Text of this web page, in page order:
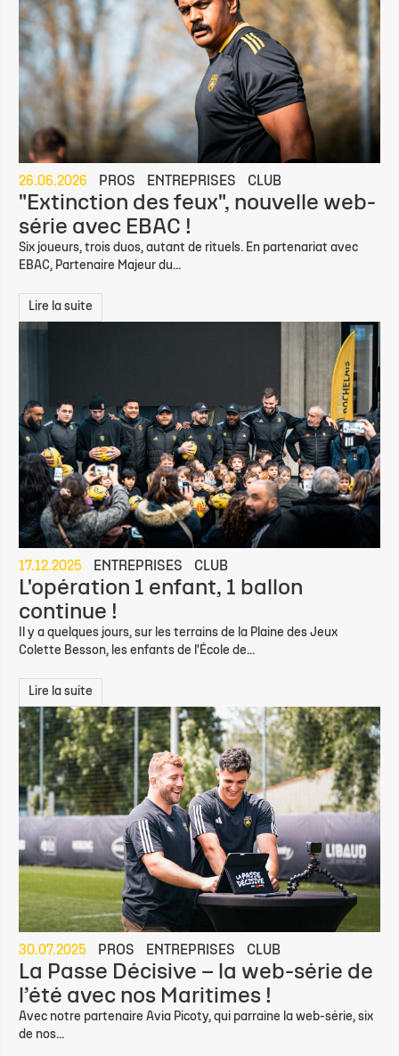
26.06.2026 PROS ENTREPRISES CLUB
"Extinction des feux", nouvelle web-
série avec EBAC !
Six joueurs, trois duos, autant de rituels. En partenariat avec
17.12.2025 ENTREPRISES CLUB
L'opération 1 enfant, 1 ballon
continue !
Il y a quelques jours, sur les terrains de la Plaine des Jeux
Colette Besson, les enfants de l'École de...
Lire la suite
30.07.2025 PROS ENTREPRISES CLUB
La Passe Décisive – la web-série de